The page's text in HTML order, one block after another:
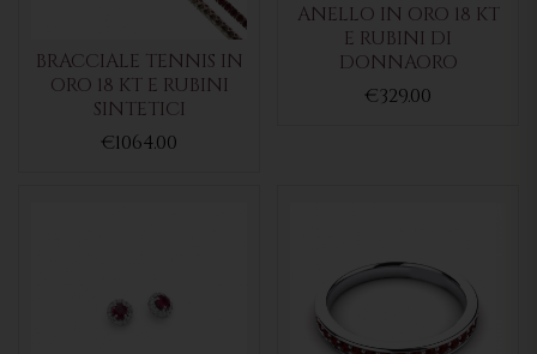
BRACCIALE TENNIS IN
ORO 18 KT E RUBINI
SINTETICI
€1064.00
ANELLO IN ORO 18 KT
E RUBINI DI
DONNAORO
€329.00